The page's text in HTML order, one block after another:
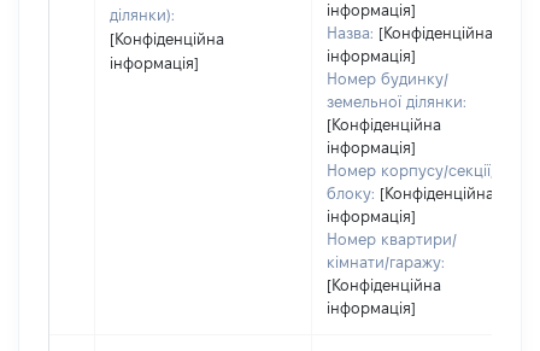
ділянки):
[Конфіденційна
інформація]
інформація]
Назва: [Конфіденційна
інформація]
Номер будинку/
земельної ділянки:
[Конфіденційна
інформація]
Номер корпусу/секції/
блоку: [Конфіденційна
інформація]
Номер квартири/
кімнати/гаражу:
[Конфіденційна
інформація]